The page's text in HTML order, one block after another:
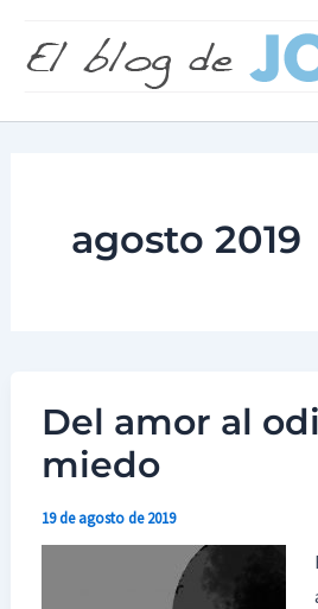
agosto 2019
Del amor al
miedo
19 de agosto de 2019
Del
amor
odio…